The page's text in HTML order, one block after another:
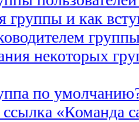
группы и как
некоторых
по
ссылка «Команда